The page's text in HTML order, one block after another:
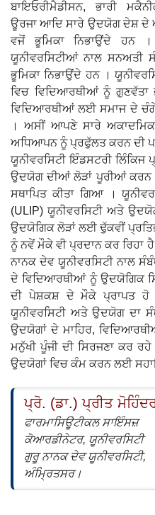
ਬਾਇਓਰੀਮੈਡੀਸਨ, ਭਾਰੀ
ਊਰਜਾ ਆਦਿ ਸਾਰੇ ਉਦਯੋਗ ਦੇਸ਼ ਦੇ
ਵਜੋਂ ਭੂਮਿਕਾ ਨਿਭਾਉਂਦੇ
ਯੂਨੀਵਰਸਿਟੀਆਂ ਨਾਲ ਸਨਅਤੀ
ਭੂਮਿਕਾ ਨਿਭਾਉਂਦੇ ਹਨ ।
ਵਿਚ ਵਿਦਿਆਰਥੀਆਂ ਨੂੰ
ਵਿਦਿਆਰਥੀਆਂ ਲਈ ਸਮਾਜ ਦੇ
। ਅਸੀਂ ਆਪਣੇ ਸਾਰੇ
ਅਧਿਆਪਨ ਨੂੰ ਪ੍ਰਫੁੱਲਤ ਕਰਨ ਦੀ
ਯੂਨੀਵਰਸਿਟੀ ਇੰਡਸਟਰੀ ਲਿੰਕਿਜ
ਉਦਯੋਗ ਦੀਆਂ ਲੋੜਾਂ ਪੂਰੀਆਂ
ਸਥਾਪਿਤ ਕੀਤਾ ਗਿਆ ।
(ULIP) ਯੂਨੀਵਰਸਿਟੀ ਅਤੇ
ਉਦਯੋਗਿਕ ਲੋੜਾਂ ਲਈ ਢੁੱਕਵੀਂ
ਨੂੰ ਨਵੇਂ ਮੌਕੇ ਵੀ ਪ੍ਰਦਾਨ ਕਰ
ਨਾਨਕ ਦੇਵ ਯੂਨੀਵਰਸਿਟੀ ਨਾਲ
ਦੇ ਵਿਦਿਆਰਥੀਆਂ ਨੂੰ ਉਦਯੋਗਿਕ
ਦੀ ਪੇਸ਼ਕਸ਼ ਦੇ ਮੌਕੇ ਪ੍ਰਾਪਤ ਹੋ
ਯੂਨੀਵਰਸਿਟੀ ਅਤੇ ਉਦਯੋਗ
ਉਦਯੋਗਾਂ ਦੇ ਮਾਹਿਰ,
ਮਨੁੱਖੀ ਪੂੰਜੀ ਦੀ ਸਿਰਜਣਾ ਕਰ
ਉਦਯੋਗਾਂ ਵਿਚ ਕੰਮ ਕਰਨ ਲਈ
ਪ੍ਰੋ. (ਡਾ.) ਪ੍ਰੀਤ
ਫਾਰਮਾਸਿਊਟੀਕਲ ਸਾਇੰਸਜ਼
ਕੋਆਰਡੀਨੇਟਰ, ਯੂਨੀਵਰਸਿਟੀ
ਗੁਰੂ ਨਾਨਕ ਦੇਵ ਯੂਨੀਵਰਸਿਟੀ,
ਅੰਮ੍ਰਿਤਸਰ।